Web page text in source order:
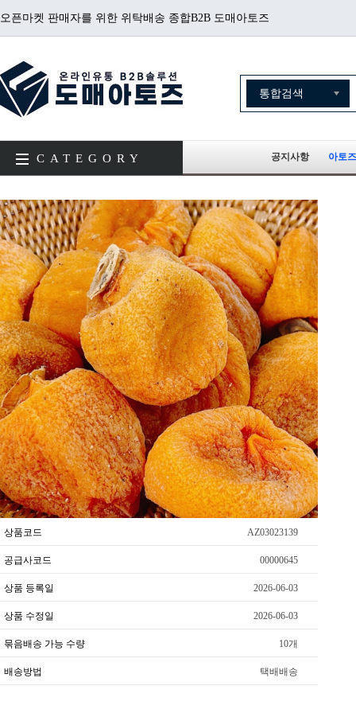
오픈마켓 판매자를 위한 위탁배송 종합B2B 도매아토즈
CATEGORY 공지사항 아토
상품코드 AZ03023139
공급사코드 00000645
상품 등록일 2026-06-03
상품 수정일 2026-06-03
묶음배송 가능 수량 10개
배송방법 택배배송